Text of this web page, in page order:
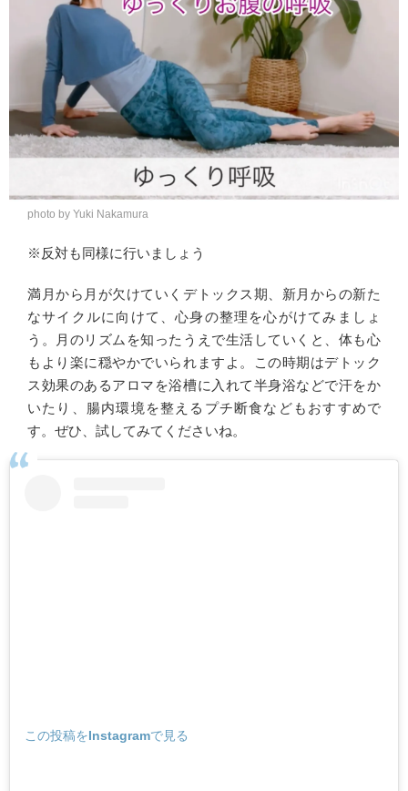
photo by Yuki Nakamura
※反対も同様に行いましょう
満月から月が欠けていくデトックス期、新月からの新た
なサイクルに向けて、心身の整理を心がけてみましょ
う。月のリズムを知ったうえで生活していくと、体も心
もより楽に穏やかでいられますよ。この時期はデトック
ス効果のあるアロマを浴槽に入れて半身浴などで汗をか
いたり、腸内環境を整えるプチ断食などもおすすめで
す。ぜひ、試してみてくださいね。
この投稿をInstagramで見る